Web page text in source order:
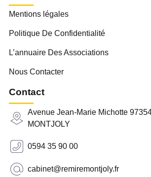
Mentions légales
Politique De Confidentialité
L’annuaire Des Associations
Nous Contacter
Contact
Avenue Jean-Marie Michotte
MONTJOLY
0594 35 90 00
cabinet@remiremontjoly.fr